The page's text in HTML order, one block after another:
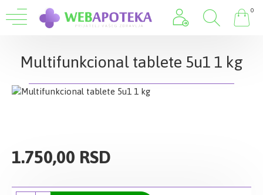
0
Multifunkcional tablete 5u1 1 kg
1.750,00 RSD